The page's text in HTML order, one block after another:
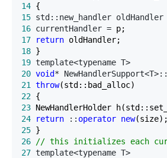
14
15 std::new_handler oldHandler
16 currentHandler =
17
return
18
19
20 void* NewHandlerSupport<T>::
21
throw
22
23
24
return :: operator new
25
26
// this initializes each
27